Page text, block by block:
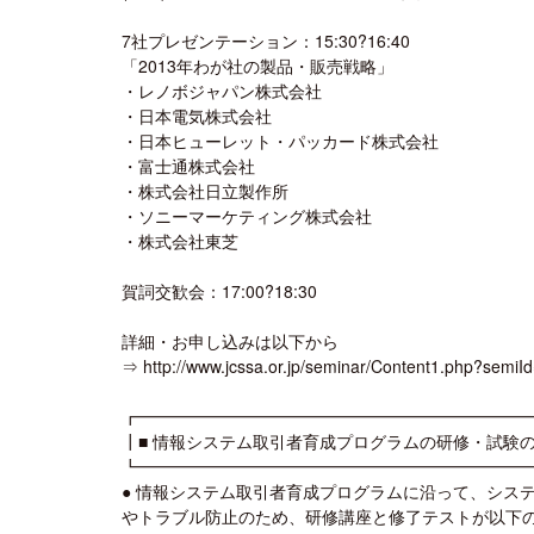
7社プレゼンテーション：15:30?16:40
「2013年わが社の製品・販売戦略」
・レノボジャパン株式会社
・日本電気株式会社
・日本ヒューレット・パッカード株式会社
・富士通株式会社
・株式会社日立製作所
・ソニーマーケティング株式会社
・株式会社東芝
賀詞交歓会：17:00?18:30
詳細・お申し込みは以下から
⇒ http://www.jcssa.or.jp/seminar/
┃■ 情報システム取引者育成プログラムの研修・試験
● 情報システム取引者育成プログラムに沿って、シス
やトラブル防止のため、研修講座と修了テストが以下